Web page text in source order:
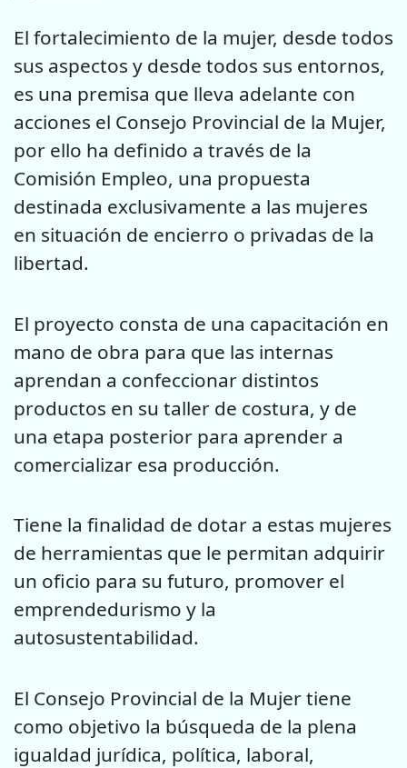
El fortalecimiento de la mujer, desde todos
sus aspectos y desde todos sus entornos,
es una premisa que lleva adelante con
acciones el Consejo Provincial de la Mujer,
por ello ha definido a través de la
Comisión Empleo, una propuesta
destinada exclusivamente a las mujeres
en situación de encierro o privadas de la
libertad.
El proyecto consta de una capacitación en
mano de obra para que las internas
aprendan a confeccionar distintos
productos en su taller de costura, y de
una etapa posterior para aprender a
comercializar esa producción.
Tiene la finalidad de dotar a estas mujeres
de herramientas que le permitan adquirir
un oficio para su futuro, promover el
emprendedurismo y la
autosustentabilidad.
El Consejo Provincial de la Mujer tiene
como objetivo la búsqueda de la plena
igualdad jurídica, política, laboral,